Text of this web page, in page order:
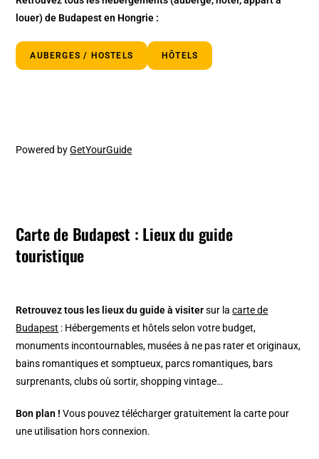
louer) de Budapest en Hongrie :
AUBERGES / HOSTELS HÔTELS
Powered byGetYourGuide
Carte de Budapest : Lieux du guide
touristique
Retrouvez tous les lieux du guide à visitersur lacarte de
Budapest : Hébergements et hôtels selon votre budget,
monuments incontournables, musées à ne pas rater et originaux,
bains romantiques et somptueux, parcs romantiques, bars
surprenants, clubs où sortir, shopping vintage…
Bon plan ! Vous pouvez télécharger gratuitement la carte pour
une utilisation hors connexion.